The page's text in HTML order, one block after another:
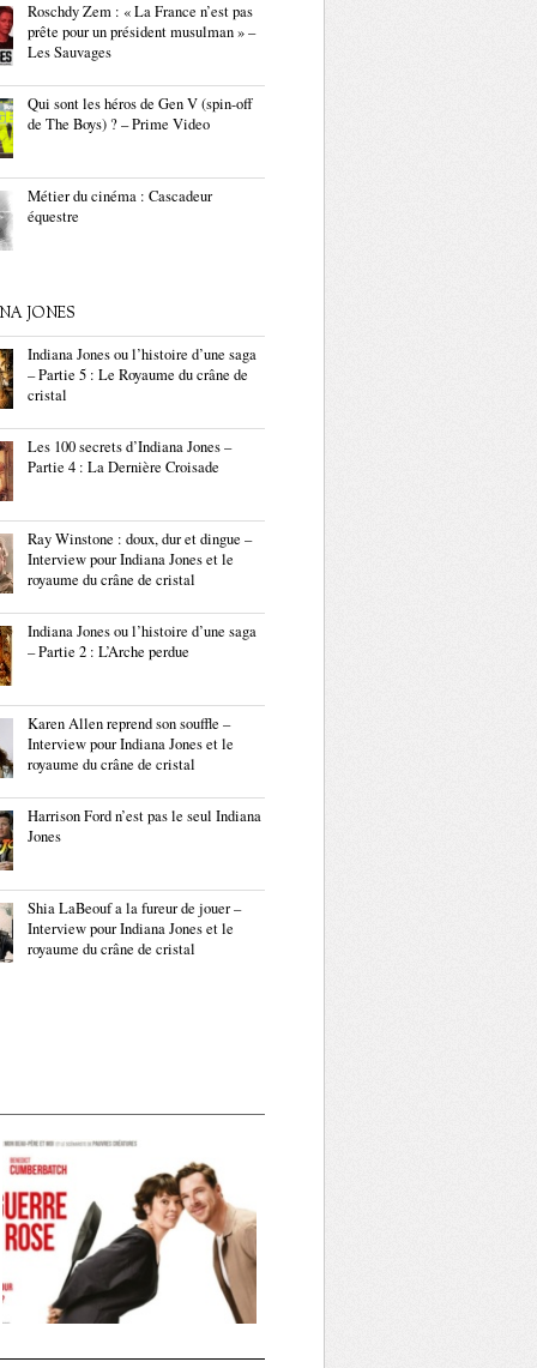
Roschdy Zem : « La France n’est pas
prête pour un président musulman » –
Les Sauvages
Qui sont les héros de Gen V (spin-off
de The Boys) ? – Prime Video
Métier du cinéma : Cascadeur
équestre
JONES
Indiana Jones ou l’histoire d’une saga
– Partie 5 : Le Royaume du crâne de
cristal
Les 100 secrets d’Indiana Jones –
Partie 4 : La Dernière Croisade
Ray Winstone : doux, dur et dingue –
Interview pour Indiana Jones et le
royaume du crâne de cristal
Indiana Jones ou l’histoire d’une saga
– Partie 2 : L’Arche perdue
Karen Allen reprend son souffle –
Interview pour Indiana Jones et le
royaume du crâne de cristal
Harrison Ford n’est pas le seul Indiana
Jones
Shia LaBeouf a la fureur de jouer –
Interview pour Indiana Jones et le
royaume du crâne de cristal